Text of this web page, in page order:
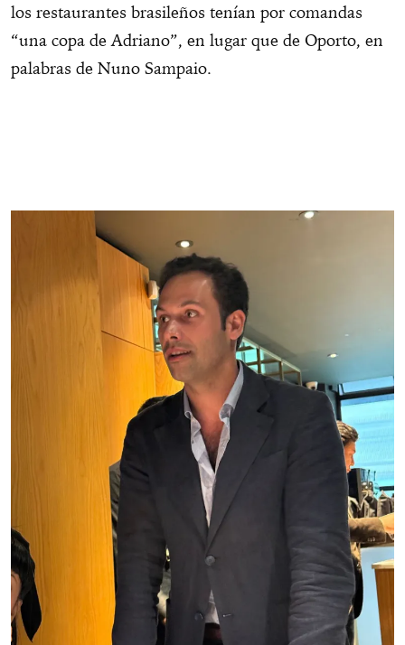
los restaurantes brasileños tenían por comandas
“una copa de Adriano”, en lugar que de Oporto, en
palabras de Nuno Sampaio.